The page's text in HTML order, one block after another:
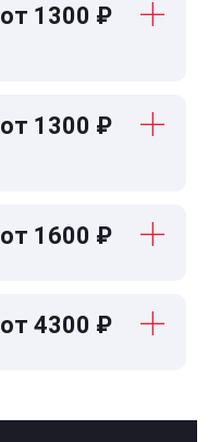
от 1300 ₽
от 1300 ₽
от 1600 ₽
от 4300 ₽